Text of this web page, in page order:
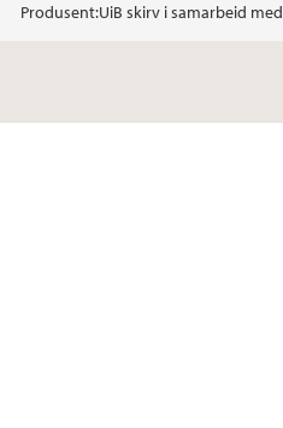
Produsent:UiB skirv i samarbeid